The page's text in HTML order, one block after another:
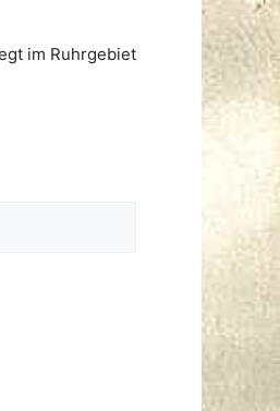
im Ruhrgebiet